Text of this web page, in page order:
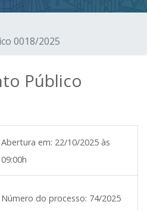
0018/2025
Público
Abertura em: 22/10/2025 às
09:00h
Número do processo: 74/2025